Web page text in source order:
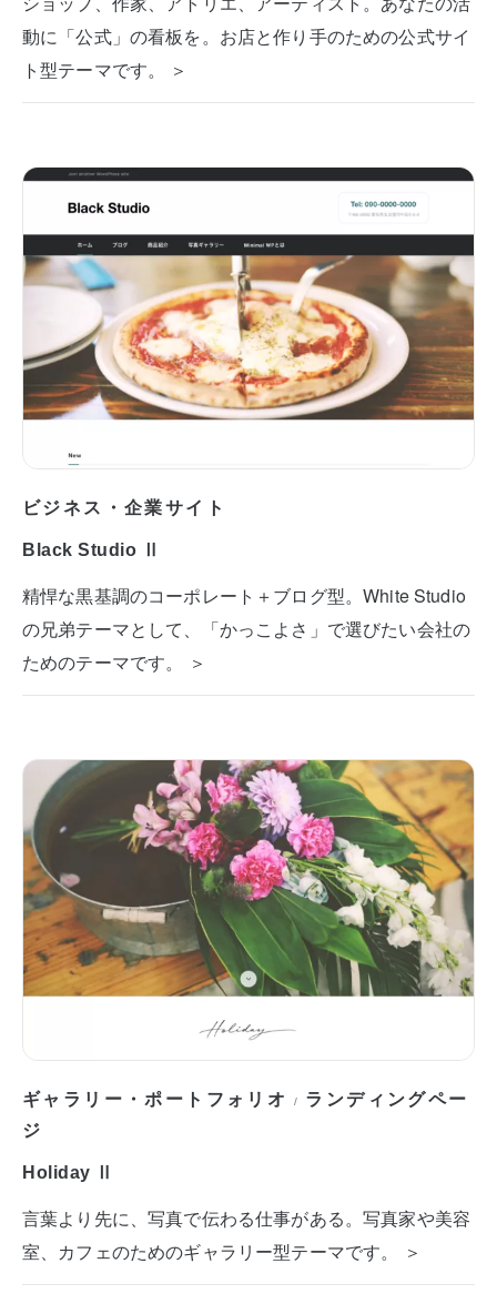
動に「公式」の看板を。お店と作り手のための公式サイ
ト型テーマです。 ＞
ビジネス・企業サイト
Black Studio Ⅱ
精悍な黒基調のコーポレート＋ブログ型。White Studio
の兄弟テーマとして、「かっこよさ」で選びたい会社の
ためのテーマです。 ＞
ギャラリー・ポートフォリオ / ランディングペー
ジ
Holiday Ⅱ
言葉より先に、写真で伝わる仕事がある。写真家や美容
室、カフェのためのギャラリー型テーマです。 ＞